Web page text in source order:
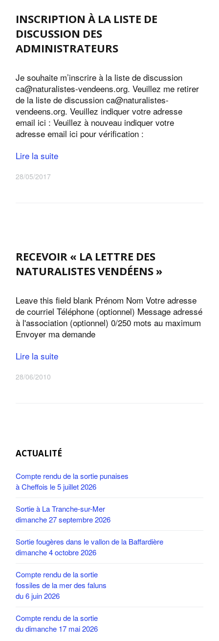
INSCRIPTION À LA LISTE DE
DISCUSSION DES
ADMINISTRATEURS
Je souhaite m’inscrire à la liste de discussion
ca@naturalistes-vendeens.org. Veuillez me retirer
de la liste de discussion ca@naturalistes-
vendeens.org. Veuillez indiquer votre adresse
email ici : Veuillez à nouveau indiquer votre
adresse email ici pour vérification :
Lire la suite
28/05/2017
RECEVOIR « LA LETTRE DES
NATURALISTES VENDÉENS »
Leave this field blank Prénom Nom Votre adresse
de courriel Téléphone (optionnel) Message adressé
à l'association (optionnel) 0/250 mots au maximum
Envoyer ma demande
Lire la suite
28/06/2010
ACTUALITÉ
Compte rendu de la sortie punaises
à Cheffois le 5 juillet 2026
Sortie à La Tranche-sur-Mer
dimanche 27 septembre 2026
Sortie fougères dans le vallon de la Baffardière
dimanche 4 octobre 2026
Compte rendu de la sortie
fossiles de la mer des faluns
du 6 juin 2026
Compte rendu de la sortie
du dimanche 17 mai 2026